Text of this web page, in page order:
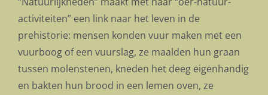
activiteiten” een link naar het leven in de
prehistorie: mensen konden vuur maken met een
vuurboog of een vuurslag, ze maalden hun graan
tussen molenstenen, kneden het deeg eigenhandig
en bakten hun brood in een lemen oven, ze